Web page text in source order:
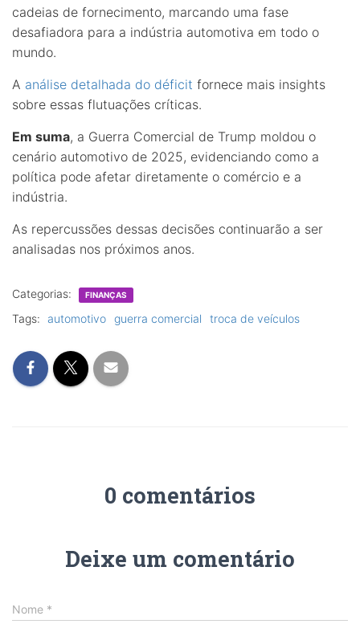
cadeias de fornecimento, marcando uma fase
desafiadora para a indústria automotiva em todo o
mundo.
A análise detalhada do déficit fornece mais insights
sobre essas flutuações críticas.
Em suma, a Guerra Comercial de Trump moldou o
cenário automotivo de 2025, evidenciando como a
política pode afetar diretamente o comércio e a
indústria.
As repercussões dessas decisões continuarão a ser
analisadas nos próximos anos.
Categorias: FINANÇAS
Tags: automotivo guerra comercial troca de veículos
0 comentários
Deixe um comentário
Nome *